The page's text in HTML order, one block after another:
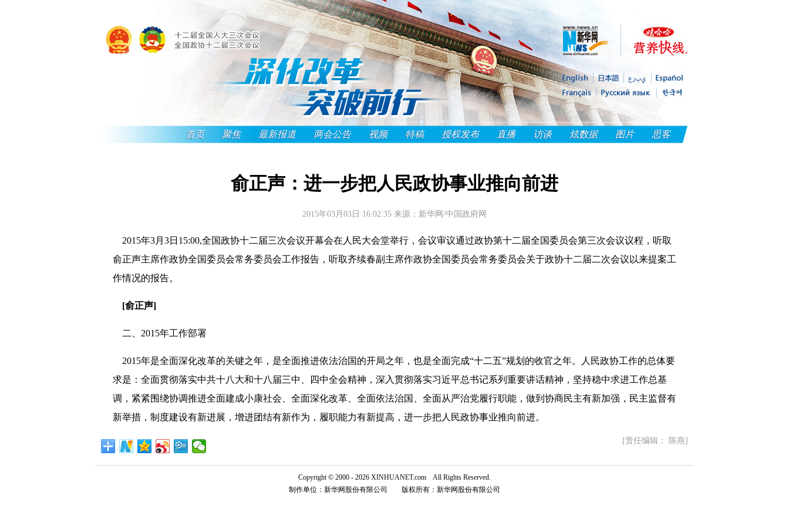
首页 聚焦 最新报道 两会公告 视频 特稿 授权发布 直播 访谈 炫数据 图片 思客
俞正声：进一步把人民政协事业推向前进
2015年03月03日 16:02:35 来源：新华网/中国政府网
2015年3月3日15:00,全国政协十二届三次会议开幕会在人民大会堂举行，会议审议通过政协第十二届全国委员会第三次会议议程，听取
俞正声主席作政协全国委员会常务委员会工作报告，听取齐续春副主席作政协全国委员会常务委员会关于政协十二届二次会议以来提案工
作情况的报告。
[俞正声]
二、2015年工作部署
2015年是全面深化改革的关键之年，是全面推进依法治国的开局之年，也是全面完成“十二五”规划的收官之年。人民政协工作的总体要
求是：全面贯彻落实中共十八大和十八届三中、四中全会精神，深入贯彻落实习近平总书记系列重要讲话精神，坚持稳中求进工作总基
调，紧紧围绕协调推进全面建成小康社会、全面深化改革、全面依法治国、全面从严治党履行职能，做到协商民主有新加强，民主监督有
新举措，制度建设有新进展，增进团结有新作为，履职能力有新提高，进一步把人民政协事业推向前进。
[责任编辑： 陈燕]
Copyright © 2000 - 2026 XINHUANET.com All Rights Reserved.
制作单位：新华网股份有限公司 版权所有：新华网股份有限公司